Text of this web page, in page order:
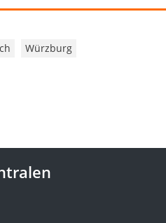
Würzburg